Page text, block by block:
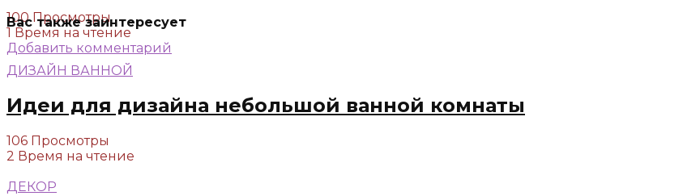
100 Просмотры
1 Время на чтение
Добавить комментарий
Вас также заинтересует
ДИЗАЙН ВАННОЙ
Идеи для дизайна небольшой ванной комнаты
106 Просмотры
2 Время на чтение
ДЕКОР